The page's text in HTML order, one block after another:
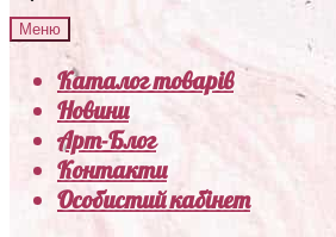
Меню
Каталог товарів
Новини
Арт-Блог
Контакти
Особистий кабінет